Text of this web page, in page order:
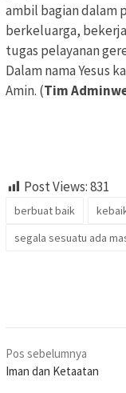
ambil bagian dalam
berkeluarga,
tugas pelayanan
Dalam nama Yesus
Amin. (Tim
Post Views:831
berbuat baik
segala sesuatu ada
Navigasi
pos
Pos sebelumnya
Iman dan Ketaatan